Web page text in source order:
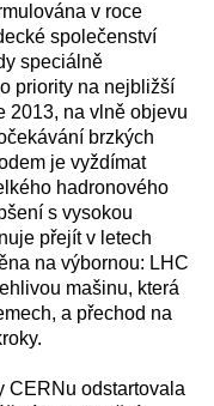
v roce
společenství
speciálně
priority na nejbližší
2013, na vlně objevu
brzkých
je vyždímat
hadronového
s vysokou
přejít v letech
na výbornou: LHC
mašinu, která
a přechod na
CERNu odstartovala